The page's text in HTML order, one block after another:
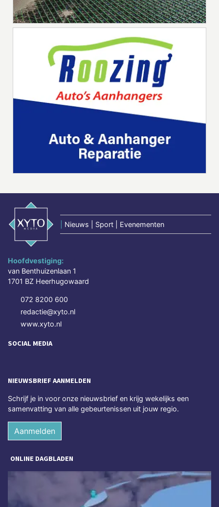
Nieuws | Sport | Evenementen
Hoofdvestiging:
van Benthuizenlaan 1
1701 BZ Heerhugowaard
072 8200 600
redactie@xyto.nl
www.xyto.nl
SOCIAL MEDIA
NIEUWSBRIEF AANMELDEN
Schrijf je in voor onze nieuwsbrief en krijg wekelijks een
samenvatting van alle gebeurtenissen uit jouw regio.
Aanmelden
ONLINE DAGBLADEN